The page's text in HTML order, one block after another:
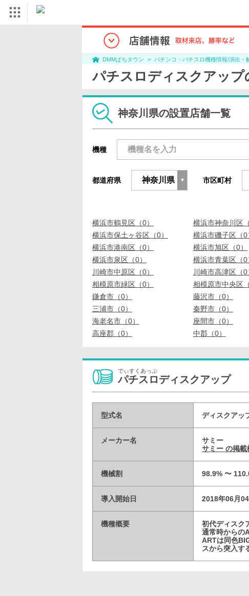
DMMぱちタウン パチンコ・パチスロ機種情報/演出・
パチスロディスクアップ
神奈川県の設置店舗一覧
機種
都道府県 市区町村
横浜市鶴見区（0） 横浜市神奈川区（
横浜市保土ヶ谷区（0）
横浜市磯子区（0
横浜市港南区（0）
横浜市旭区（0）
横浜市泉区（0）
横浜市青葉区（0
川崎市中原区（0）
川崎市高津区（0
相模原市緑区（0）
相模原市中央区（
鎌倉市（0）
藤沢市（0）
三浦市（0）
秦野市（0）
海老名市（0）
座間市（0）
高座郡（0）
中郡（0）
でぃすくあっぷ
パチスロディスクアップ
型式名 ディスクアッ
メーカー名
サミー
サミー の掲載
機械割 98.9% 〜
導入開始日 2018年06月04
機種概要
初代ディスク
通常時からの
ARTは同色
スから突入す